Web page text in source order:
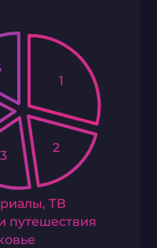
ТВ
путешествия
1
2
3